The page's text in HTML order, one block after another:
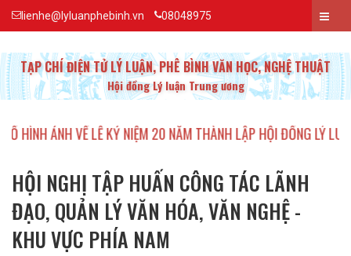
TẠP CHÍ ĐIỆN TỬ LÝ LUẬN, PHÊ BÌNH VĂN HỌC, NGHỆ THUẬT
Hội đồng Lý luận Trung ương
lienhe@lyluanphebinh.vn 08048975
NIỆM 20 NĂM THÀNH LẬP HỘI ĐỒNG LÝ LUẬN, PHÊ BÌNH VĂN
HỘI NGHỊ TẬP HUẤN CÔNG TÁC LÃNH
ĐẠO, QUẢN LÝ VĂN HÓA, VĂN NGHỆ -
KHU VỰC PHÍA NAM